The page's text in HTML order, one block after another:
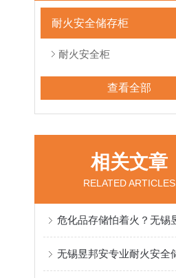
耐火安全储存柜
耐火安全柜
查看全部
相关文章
RELATED ARTICLES